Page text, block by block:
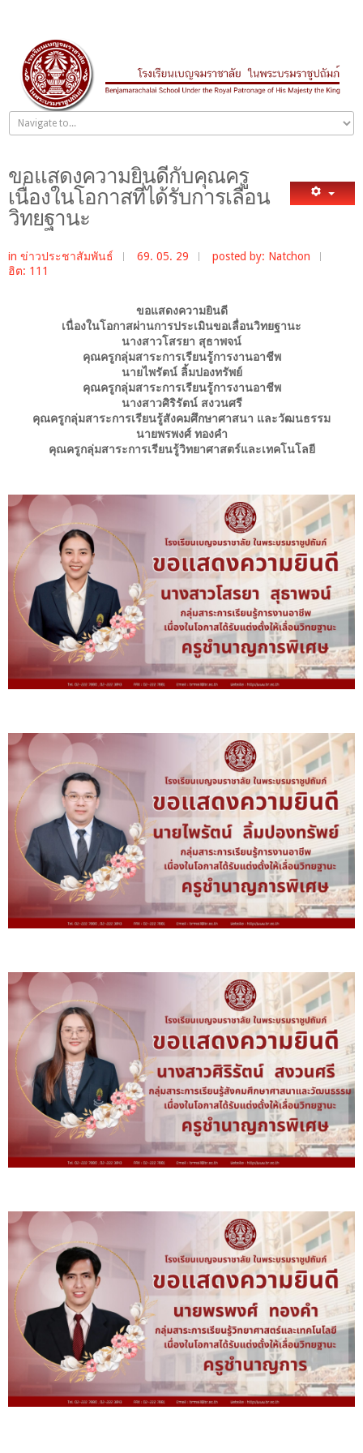
ขอแสดงความยินดีกับคุณครู
เนื่องในโอกาสที่ได้รับการเลื่อน
วิทยฐานะ
in ข่าวประชาสัมพันธ์ 69. 05. 29
posted by: Natchon
ฮิต: 111
ขอแสดงความยินดี
เนื่องในโอกาสผ่านการประเมินขอเลื่อนวิทยฐานะ
นางสาวโสรยา สุธาพจน์
คุณครูกลุ่มสาระการเรียนรู้การงานอาชีพ
นายไพรัตน์ ลิ้มปองทรัพย์
คุณครูกลุ่มสาระการเรียนรู้การงานอาชีพ
นางสาวศิริรัตน์ สงวนศรี
คุณครูกลุ่มสาระการเรียนรู้สังคมศึกษาศาสนา และวัฒนธรรม
นายพรพงศ์ ทองคำ
คุณครูกลุ่มสาระการเรียนรู้วิทยาศาสตร์และเทคโนโลยี